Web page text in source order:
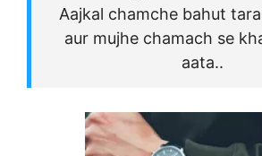
Aajkal chamche bahut
aur mujhe chamach se
aata..